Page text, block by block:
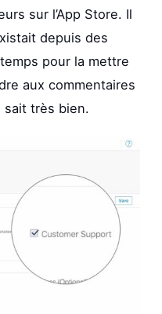
sur l’App Store. Il
depuis des
pour la mettre
aux commentaires
sait très bien.